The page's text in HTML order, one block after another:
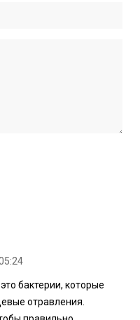
бактерии, которые
отравления.